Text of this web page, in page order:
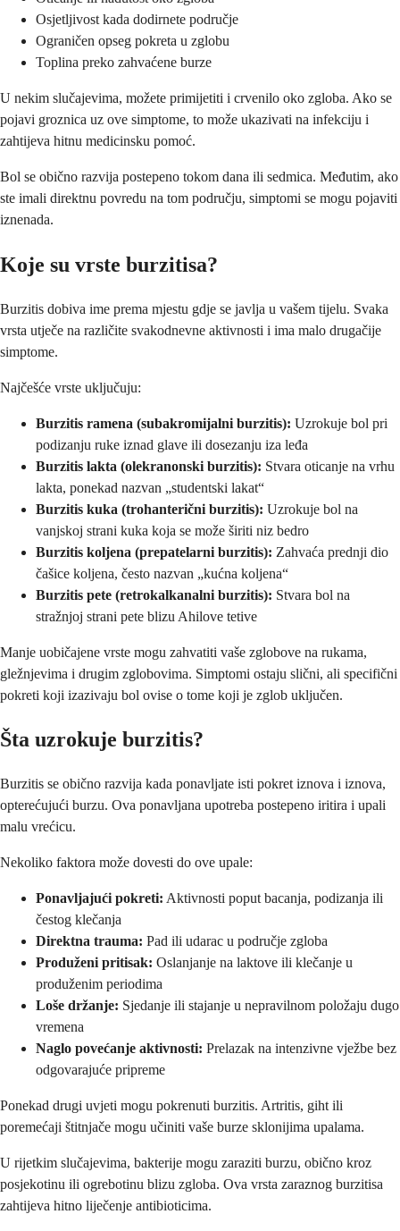
Osjetljivost kada dodirnete područje
Ograničen opseg pokreta u zglobu
Toplina preko zahvaćene burze
U nekim slučajevima, možete primijetiti i crvenilo oko zgloba. Ako se
pojavi groznica uz ove simptome, to može ukazivati na infekciju i
zahtijeva hitnu medicinsku pomoć.
Bol se obično razvija postepeno tokom dana ili sedmica. Međutim, ako
ste imali direktnu povredu na tom području, simptomi se mogu pojaviti
iznenada.
Koje su vrste burzitisa?
Burzitis dobiva ime prema mjestu gdje se javlja u vašem tijelu. Svaka
vrsta utječe na različite svakodnevne aktivnosti i ima malo drugačije
simptome.
Najčešće vrste uključuju:
Burzitis ramena (subakromijalni burzitis): Uzrokuje bol pri
podizanju ruke iznad glave ili dosezanju iza leđa
Burzitis lakta (olekranonski burzitis): Stvara oticanje na vrhu
lakta, ponekad nazvan „studentski lakat“
Burzitis kuka (trohanterični burzitis): Uzrokuje bol na
vanjskoj strani kuka koja se može širiti niz bedro
Burzitis koljena (prepatelarni burzitis): Zahvaća prednji dio
čašice koljena, često nazvan „kućna koljena“
Burzitis pete (retrokalkanalni burzitis): Stvara bol na
stražnjoj strani pete blizu Ahilove tetive
Manje uobičajene vrste mogu zahvatiti vaše zglobove na rukama,
gležnjevima i drugim zglobovima. Simptomi ostaju slični, ali specifični
pokreti koji izazivaju bol ovise o tome koji je zglob uključen.
Šta uzrokuje burzitis?
Burzitis se obično razvija kada ponavljate isti pokret iznova i iznova,
opterećujući burzu. Ova ponavljana upotreba postepeno iritira i upali
malu vrećicu.
Nekoliko faktora može dovesti do ove upale:
Ponavljajući pokreti: Aktivnosti poput bacanja, podizanja ili
čestog klečanja
Direktna trauma: Pad ili udarac u područje zgloba
Produženi pritisak: Oslanjanje na laktove ili klečanje u
produženim periodima
Loše držanje: Sjedanje ili stajanje u nepravilnom položaju dugo
vremena
Naglo povećanje aktivnosti: Prelazak na intenzivne vježbe bez
odgovarajuće pripreme
Ponekad drugi uvjeti mogu pokrenuti burzitis. Artritis, giht ili
poremećaji štitnjače mogu učiniti vaše burze sklonijima upalama.
U rijetkim slučajevima, bakterije mogu zaraziti burzu, obično kroz
posjekotinu ili ogrebotinu blizu zgloba. Ova vrsta zaraznog burzitisa
zahtijeva hitno liječenje antibioticima.